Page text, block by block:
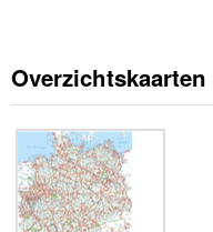
Overzichtskaarten